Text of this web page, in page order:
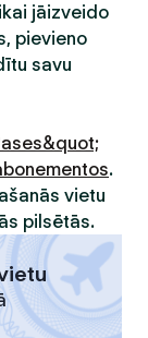
jāizveido
pievieno
savu
.
vietu
pilsētās.